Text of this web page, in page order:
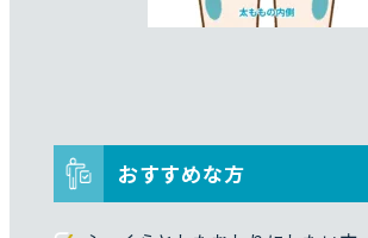
おすすめな方